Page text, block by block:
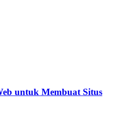
untuk Membuat Situs